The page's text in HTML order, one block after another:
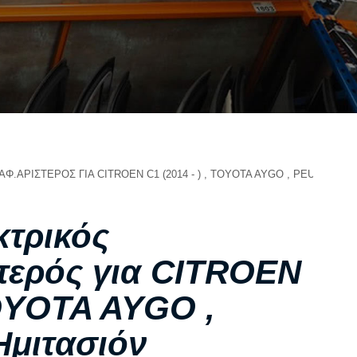
ΣΧΕΤΙΚΑ ΜΕ ΕΜΑΣ
ΥΠΗΡΕΣΙΕΣ
ΟΙ ΕΓΚΑΤΑΣΤΑΣΕΙΣ ΜΑΣ
ΣΥΧΝΕΣ ΕΡΩΤΗΣΕΙΣ
ΕΠΙΚΟΙΝΩΝΙΑ
ΓΙΑ CITROEN C1 (2014 - ) , TOYOTA AYGO , PEUGEOT
για CITROEN
AYGO ,